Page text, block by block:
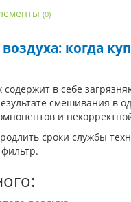
(0)
когда
в себе
смешивания в
и
сроки службы